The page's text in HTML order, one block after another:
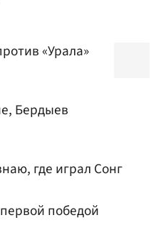
«Урала»
Бердыев
где играл Сонг
победой